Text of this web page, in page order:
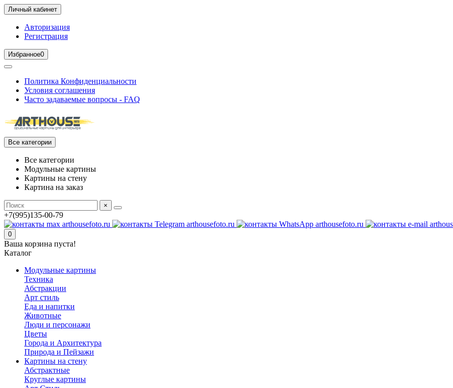
Личный кабинет
Авторизация
Регистрация
Избранное0
Политика Конфиденциальности
Условия соглашения
Часто задаваемые вопросы - FAQ
Все категории
Все категории
Модульные картины
Картины на стену
Картина на заказ
×
+7(995)135-00-79
0
Ваша корзина пуста!
Каталог
Модульные картины
Техника
Абстракции
Арт стиль
Еда и напитки
Животные
Люди и персонажи
Цветы
Города и Архитектура
Природа и Пейзажи
Картины на стену
Абстрактные
Круглые картины